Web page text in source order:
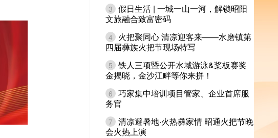
3 假日生活 | 一城一山一河，解锁昭阳
文旅融合致富密码
4
火把聚同心 清凉迎客来——水磨镇第
四届彝族火把节现场特写
5 铁人三项暨公开水域游泳&桨板赛奖
金揭晓，金沙江畔等你来拼！
6 巧家集中培训项目管家、企业首席服
务官
7 清凉避暑地·火热彝家情 昭通火把节晚
会火热上演